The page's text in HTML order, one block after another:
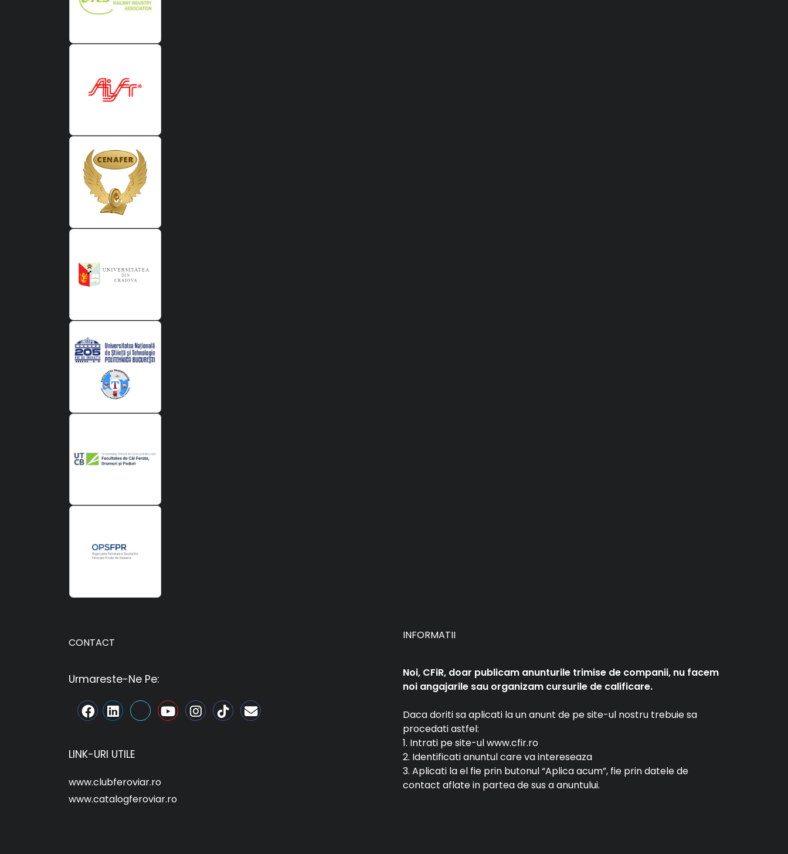
CONTACT
Urmareste-Ne Pe:
LINK-URI UTILE
www.clubferoviar.ro
www.catalogferoviar.ro
INFORMATII
Noi, CFiR, doar publicam anunturile trimise de companii, nu facem
noi angajarile sau organizam cursurile de calificare.
Daca doriti sa aplicati la un anunt de pe site-ul nostru trebuie sa
procedati astfel:
1. Intrati pe site-ul www.cfir.ro
2. Identificati anuntul care va intereseaza
3. Aplicati la el fie prin butonul “Aplica acum”, fie prin datele de
contact aflate in partea de sus a anuntului.